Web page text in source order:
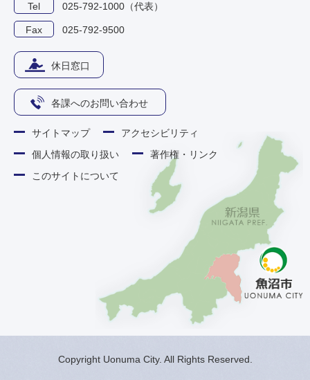
Tel 025-792-1000（代表）
Fax 025-792-9500
休日窓口
各課へのお問い合わせ
サイトマップ
アクセシビリティ
個人情報の取り扱い
著作権・リンク
このサイトについて
Copyright Uonuma City. All Rights Reserved.